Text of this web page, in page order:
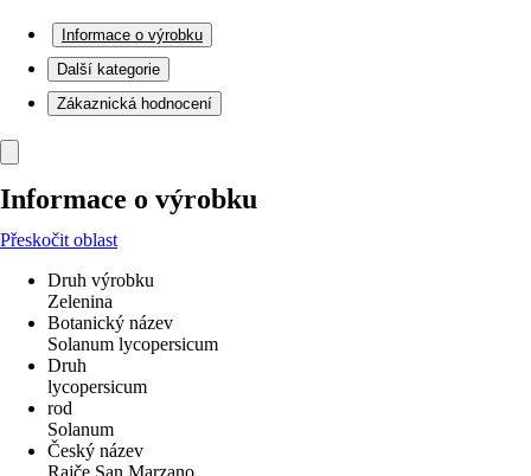
Informace o výrobku
Další kategorie
Zákaznická hodnocení
Informace o výrobku
Přeskočit oblast
Druh výrobku
Zelenina
Botanický název
Solanum lycopersicum
Druh
lycopersicum
rod
Solanum
Český název
Rajče San Marzano